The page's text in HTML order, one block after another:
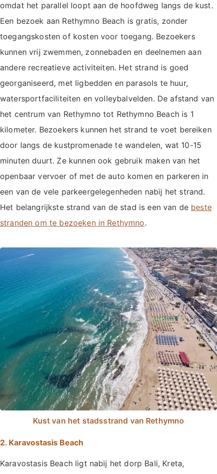
omdat het parallel loopt aan de hoofdweg langs de kust.
Een bezoek aan Rethymno Beach is gratis, zonder
toegangskosten of kosten voor toegang. Bezoekers
kunnen vrij zwemmen, zonnebaden en deelnemen aan
andere recreatieve activiteiten. Het strand is goed
georganiseerd, met ligbedden en parasols te huur,
watersportfaciliteiten en volleybalvelden. De afstand van
het centrum van Rethymno tot Rethymno Beach is 1
kilometer. Bezoekers kunnen het strand te voet bereiken
door langs de kustpromenade te wandelen, wat 10-15
minuten duurt. Ze kunnen ook gebruik maken van het
openbaar vervoer of met de auto komen en parkeren in
een van de vele parkeergelegenheden nabij het strand.
Het belangrijkste strand van de stad is een van de beste
stranden om te bezoeken in Rethymno.
Kust van het stadsstrand van Rethymno
2. Karavostasis Beach
Karavostasis Beach ligt nabij het dorp Bali, Kreta,